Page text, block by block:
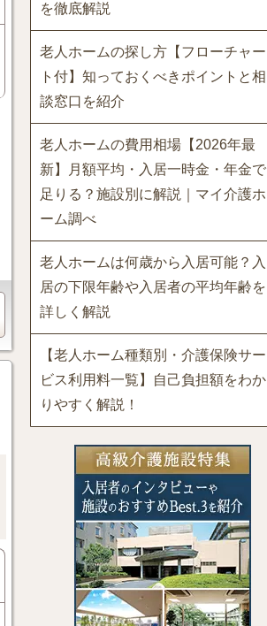
を徹底解説
老人ホームの探し方【フローチャー
ト付】知っておくべきポイントと相
談窓口を紹介
老人ホームの費用相場【2026年最
新】月額平均・入居一時金・年金で
足りる？施設別に解説｜マイ介護ホ
ーム調べ
老人ホームは何歳から入居可能？入
居の下限年齢や入居者の平均年齢を
詳しく解説
【老人ホーム種類別・介護保険サー
ビス利用料一覧】自己負担額をわか
りやすく解説！